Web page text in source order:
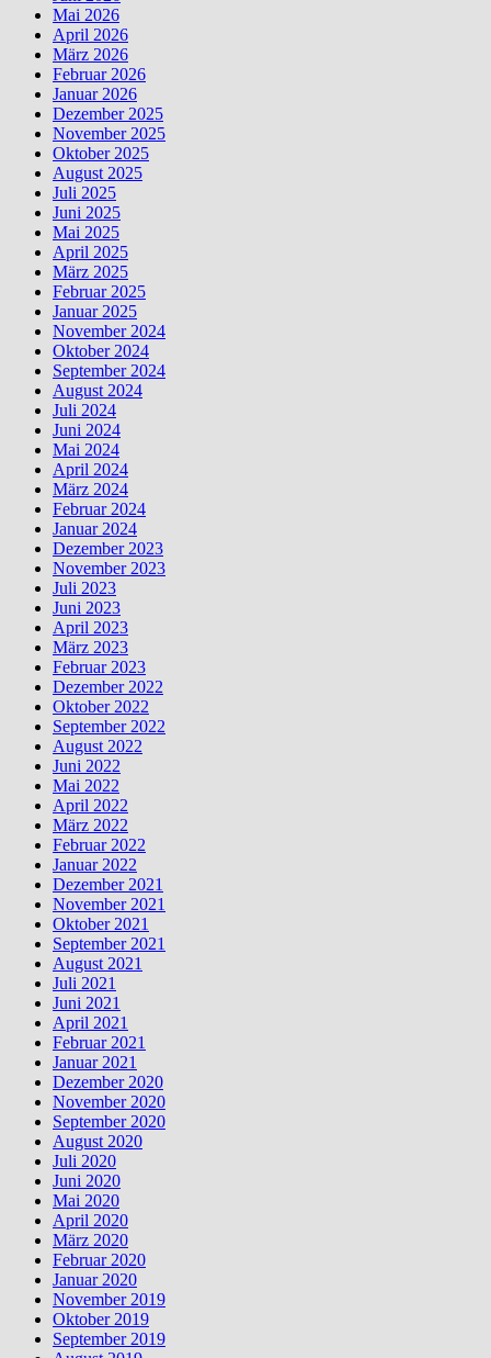
Mai 2026
April 2026
März 2026
Februar 2026
Januar 2026
Dezember 2025
November 2025
Oktober 2025
August 2025
Juli 2025
Juni 2025
Mai 2025
April 2025
März 2025
Februar 2025
Januar 2025
November 2024
Oktober 2024
September 2024
August 2024
Juli 2024
Juni 2024
Mai 2024
April 2024
März 2024
Februar 2024
Januar 2024
Dezember 2023
November 2023
Juli 2023
Juni 2023
April 2023
März 2023
Februar 2023
Dezember 2022
Oktober 2022
September 2022
August 2022
Juni 2022
Mai 2022
April 2022
März 2022
Februar 2022
Januar 2022
Dezember 2021
November 2021
Oktober 2021
September 2021
August 2021
Juli 2021
Juni 2021
April 2021
Februar 2021
Januar 2021
Dezember 2020
November 2020
September 2020
August 2020
Juli 2020
Juni 2020
Mai 2020
April 2020
März 2020
Februar 2020
Januar 2020
November 2019
Oktober 2019
September 2019